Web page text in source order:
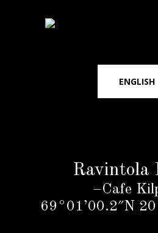
ENGLISH
Ravintola
–Cafe
69°01’00.2″N